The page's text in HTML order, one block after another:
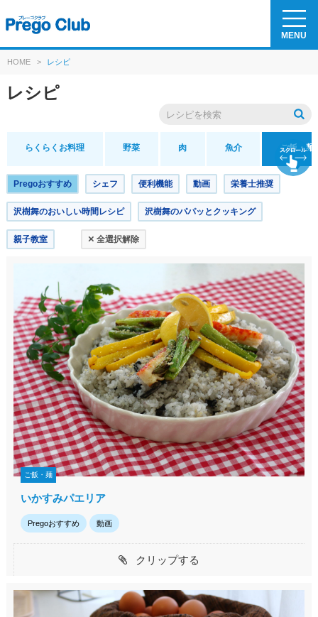
MENU
HOME > レシピ
レシピ
らくらくお料理 野菜 肉 魚介 ご飯・麺
Pregoおすすめ シェフ 便利機能 動画 栄養士推奨
沢樹舞のおいしい時間レシピ 沢樹舞のパパッとクッキング
親子教室 × 全選択解除
ご飯・麺
いかすみパエリア
Pregoおすすめ 動画
クリップする